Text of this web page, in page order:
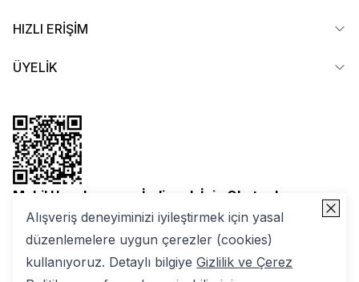
Alışveriş deneyiminizi iyileştirmek için yasal
düzenlemelere uygun çerezler (cookies)
kullanıyoruz. Detaylı bilgiye Gizlilik ve Çerez
HIZLI ERİŞİM
ÜYELİK
Mobil Uygulamamızı İndirmek İçin Okutun!